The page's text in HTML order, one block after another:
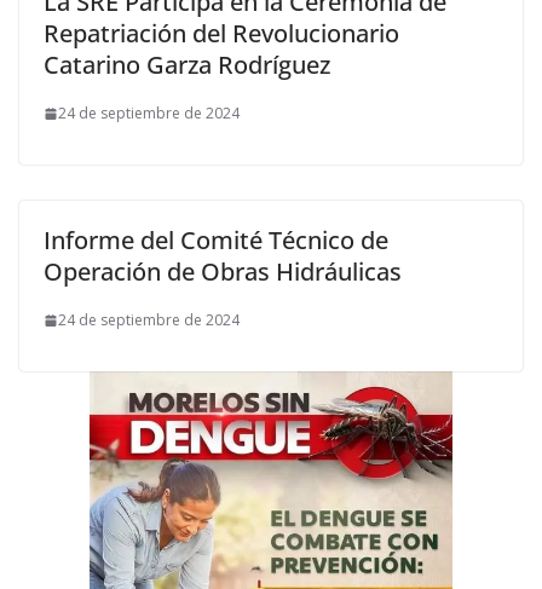
Repatriación del Revolucionario
Catarino Garza Rodríguez
24 de septiembre de 2024
Informe del Comité Técnico de
Operación de Obras Hidráulicas
24 de septiembre de 2024